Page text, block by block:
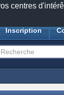
centres
-532
Inscription